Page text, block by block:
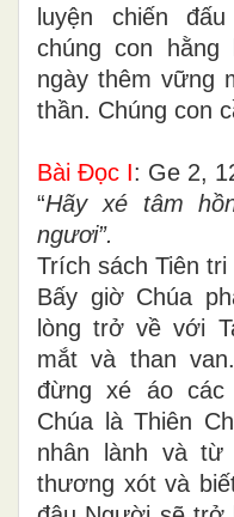
luyện chiến
chúng con
ngày thêm vững
thần. Chúng con
Bài Ðọc I: Ge 2,
“Hãy xé tâm
ngươi”.
Trích sách Tiên tri
Bấy giờ Chúa
lòng trở về với
mắt và than
đừng xé áo
Chúa là Thiên
nhân lành và từ
thương xót và